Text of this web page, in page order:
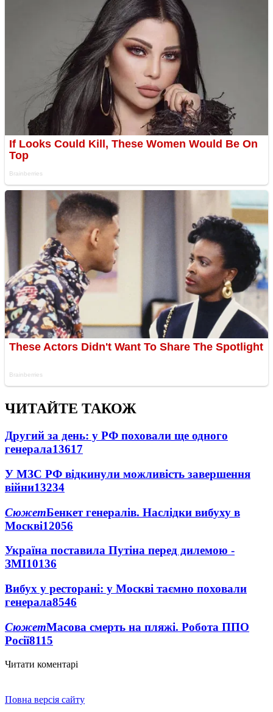
ЧИТАЙТЕ ТАКОЖ
Другий за день: у РФ поховали ще одного
генерала13617
У МЗС РФ відкинули можливість завершення
війни13234
СюжетБенкет генералів. Наслідки вибуху в
Москві12056
Україна поставила Путіна перед дилемою -
ЗМІ10136
Вибух у ресторані: у Москві таємно поховали
генерала8546
СюжетМасова смерть на пляжі. Робота ППО
Росії8115
Читати коментарі
Повна версія сайту